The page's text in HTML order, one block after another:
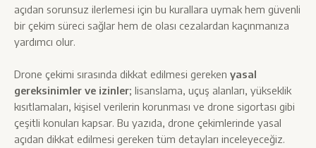
açıdan sorunsuz ilerlemesi için bu kurallara uymak hem güvenli
bir çekim süreci sağlar hem de olası cezalardan kaçınmanıza
yardımcı olur.
Drone çekimi sırasında dikkat edilmesi gereken yasal
gereksinimler ve izinler; lisanslama, uçuş alanları, yükseklik
kısıtlamaları, kişisel verilerin korunması ve drone sigortası gibi
çeşitli konuları kapsar. Bu yazıda, drone çekimlerinde yasal
açıdan dikkat edilmesi gereken tüm detayları inceleyeceğiz.